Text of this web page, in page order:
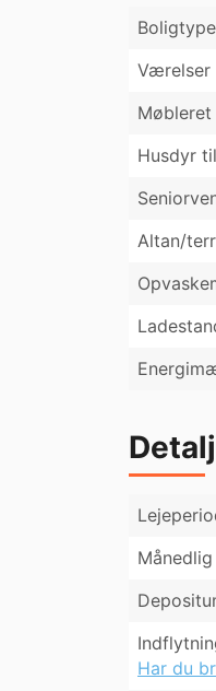
kælderen.
mindre
årligt)
🚫Ingen
Boligtype
Værelser
Møbleret
Husdyr
Altan/
Har du